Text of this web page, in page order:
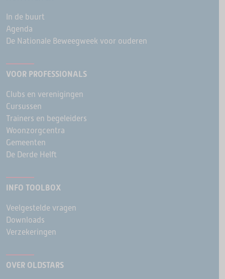
In de buurt
Agenda
De Nationale Beweegweek voor ouderen
VOOR PROFESSIONALS
Clubs en verenigingen
Cursussen
Trainers en begeleiders
Woonzorgcentra
Gemeenten
De Derde Helft
INFO TOOLBOX
Veelgestelde vragen
Downloads
Verzekeringen
OVER OLDSTARS